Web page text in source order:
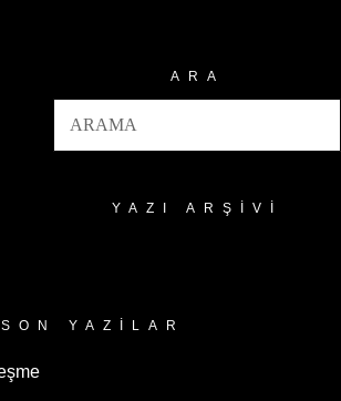
ARA
YAZI ARŞIVI
SON YAZILAR